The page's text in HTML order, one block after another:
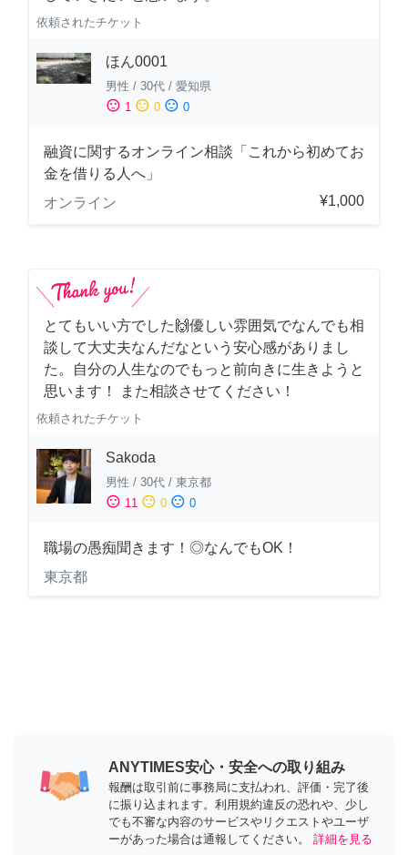
依頼されたチケット
ほん0001
男性 / 30代 / 愛知県
sentiment_satisfied 1 sentiment_neutral 0 sentiment_dissatisfied 0
融資に関するオンライン相談「これから初めてお
金を借りる人へ」
オンライン
¥1,000
とてもいい方でした🙌優しい雰囲気でなんでも相
談して大丈夫なんだなという安心感がありまし
た。自分の人生なのでもっと前向きに生きようと
思います！ また相談させてください！
依頼されたチケット
Sakoda
男性 / 30代 / 東京都
sentiment_satisfied 11 sentiment_neutral 0 sentiment_dissatisfied 0
職場の愚痴聞きます！◎なんでもOK！
東京都
ANYTIMES安心・安全への取り組み
報酬は取引前に事務局に支払われ、評価・完了後
に振り込まれます。利用規約違反の恐れや、少し
でも不審な内容のサービスやリクエストやユーザ
ーがあった場合は通報してください。
詳細を見る